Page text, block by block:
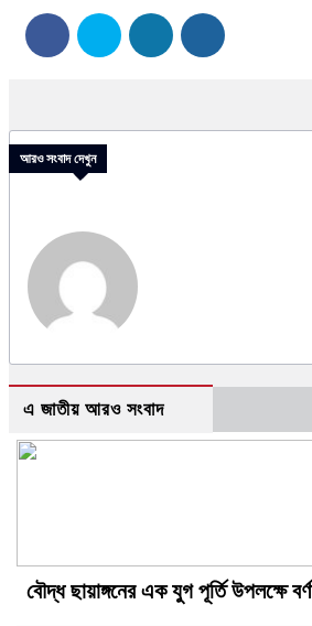
আরও সংবাদ দেখুন
এ জাতীয় আরও সংবাদ
বৌদ্ধ ছায়াঙ্গনের এক যুগ পূর্তি উপলক্ষে